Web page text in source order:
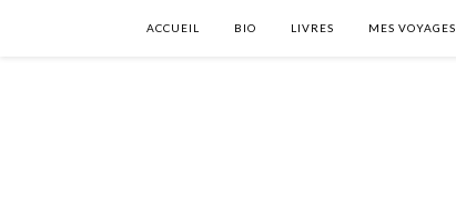
ACCUEIL BIO LIVRES MES VOYAGES